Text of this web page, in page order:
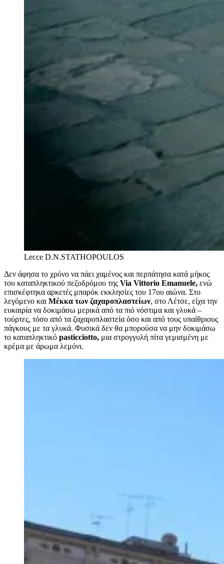
Lecce D.N.STATHOPOULOS
Δεν άφησα το χρόνο να πάει χαμένος και περπάτησα κατά μήκος
του καταπληκτικού πεζοδρόμου της Via Vittorio Emanuele, ενώ
επισκέφτηκα αρκετές μπαρόκ εκκλησίες του 17ου αιώνα. Στο
λεγόμενο και Μέκκα των ζαχαροπλαστείων, στο Λέτσε, είχα την
ευκαιρία να δοκιμάσω μερικά από τα πιό νόστιμα και γλυκά –
τούρτες, τόσο από τα ζαχαροπλαστεία όσο και από τους υπαίθριους
πάγκους με τα γλυκά. Φυσικά δεν θα μπορούσα να μην δοκιμάσω
το καταπληκτικό pasticciotto, μια στρογγυλή πίτα γεμισμένη με
κρέμα με άρωμα λεμόνι.